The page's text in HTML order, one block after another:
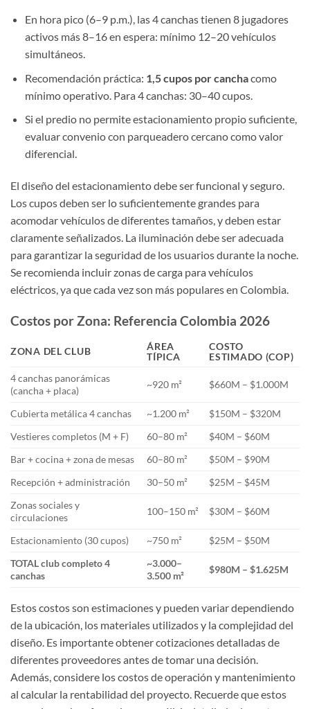
En hora pico (6–9 p.m.), las 4 canchas tienen 8 jugadores
activos más 8–16 en espera: mínimo 12–20 vehículos
simultáneos.
Recomendación práctica: 1,5 cupos por canchacomo
mínimo operativo. Para 4 canchas: 30–40 cupos.
Si el predio no permite estacionamiento propio suficiente,
evaluar convenio con parqueadero cercano como valor
diferencial.
El diseño del estacionamiento debe ser funcional y seguro.
Los cupos deben ser lo suficientemente grandes para
acomodar vehículos de diferentes tamaños, y deben estar
claramente señalizados. La iluminación debe ser adecuada
para garantizar la seguridad de los usuarios durante la noche.
Se recomienda incluir zonas de carga para vehículos
eléctricos, ya que cada vez son más populares en Colombia.
Costos por Zona: Referencia Colombia 2026
ZONA DEL CLUB
ÁREA
TÍPICA
COSTO
ESTIMADO (COP)
4 canchas panorámicas
(cancha + placa)
~920 m² $660M – $1.000M
Cubierta metálica 4 canchas ~1.200 m²
$150M – $320M
Vestieres completos (M + F)
60–80 m²
$40M – $60M
Bar + cocina + zona de mesas
60–80 m²
$50M – $90M
Recepción + administración
30–50 m²
$25M – $45M
Zonas sociales y
circulaciones
100–150 m² $30M – $60M
Estacionamiento (30 cupos) ~750 m²
$25M – $50M
TOTAL club completo 4
canchas
~3.000–
3.500 m²
$980M – $1.625M
Estos costos son estimaciones y pueden variar dependiendo
de la ubicación, los materiales utilizados y la complejidad del
diseño. Es importante obtener cotizaciones detalladas de
diferentes proveedores antes de tomar una decisión.
Además, considere los costos de operación y mantenimiento
al calcular la rentabilidad del proyecto. Recuerde que estos